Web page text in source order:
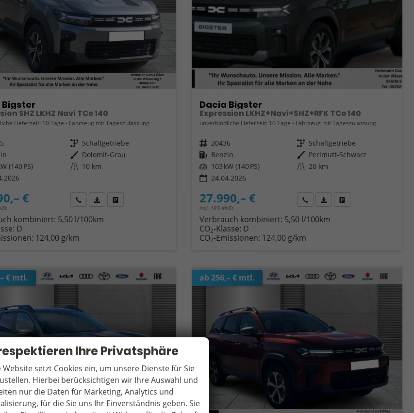
Bigster
SHZ LKHZ Navi TCe 140
Lieferzeit: 10 Tage Fahrzeug mit Tageszulassung
Getriebe Schaltgetriebe
Außenfarbe Dolomit-Grau
(140 PS) Kilometerstand 10 km
€ Wir rufen Sie anFahrzeugexposé (PDF)
kombiniert: 5,50 l/100km
D
124,00 g/km
Dacia Bigster
Expression LKHZ+Navi+SHZ+RFK TCe 140
unverbindliche Lieferzeit: 10 Tage Fahrzeug mit Tageszulassung
Fahrzeugnr. 20436 Getriebe Schaltgetriebe
Kraftstoff Benzin Außenfarbe Perlmutt-Schwarz
Leistung 103 kW (140 PS) Kilometerstand 20 km
24.04.2026
27.990,– €
incl. 19% MwSt.
Wir rufen Sie an
Fahrzeugexposé (PDF)
Fahrzeug parken
Verbrauch kombiniert: 5,50 l/100km
CO2-Klasse: D
CO2-Emissionen: 124,00 g/km
€ mtl. ab 256,– € mtl.
Ihre Privatsphäre
Website setzt Cookies ein, um unsere Dienste für Sie
Hierbei berücksichtigen wir Ihre Auswahl und
nur die Daten für Marketing, Analytics und
für die Sie uns Ihr Einverständnis geben. Sie